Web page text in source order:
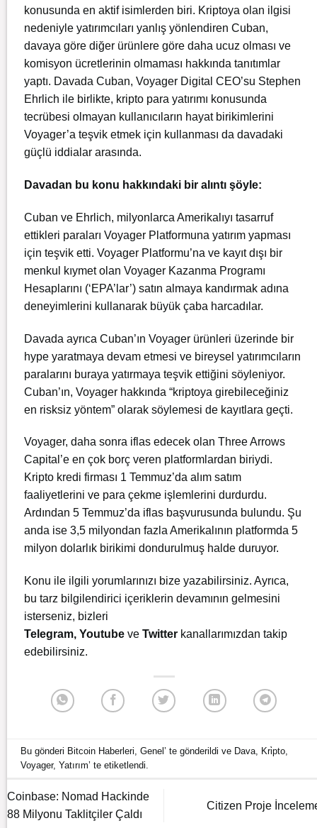
konusunda en aktif isimlerden biri. Kriptoya olan ilgisi
nedeniyle yatırımcıları yanlış yönlendiren Cuban,
davaya göre diğer ürünlere göre daha ucuz olması ve
komisyon ücretlerinin olmaması hakkında tanıtımlar
yaptı. Davada Cuban, Voyager Digital CEO’su Stephen
Ehrlich ile birlikte, kripto para yatırımı konusunda
tecrübesi olmayan kullanıcıların hayat birikimlerini
Voyager’a teşvik etmek için kullanması da davadaki
güçlü iddialar arasında.
Davadan bu konu hakkındaki bir alıntı şöyle:
Cuban ve Ehrlich, milyonlarca Amerikalıyı tasarruf
ettikleri paraları Voyager Platformuna yatırım yapması
için teşvik etti. Voyager Platformu’na ve kayıt dışı bir
menkul kıymet olan Voyager Kazanma Programı
Hesaplarını (‘EPA’lar’) satın almaya kandırmak adına
deneyimlerini kullanarak büyük çaba harcadılar.
Davada ayrıca Cuban’ın Voyager ürünleri üzerinde bir
hype yaratmaya devam etmesi ve bireysel yatırımcıların
paralarını buraya yatırmaya teşvik ettiğini söyleniyor.
Cuban’ın, Voyager hakkında “kriptoya girebileceğiniz
en risksiz yöntem” olarak söylemesi de kayıtlara geçti.
Voyager, daha sonra iflas edecek olan Three Arrows
Capital’e en çok borç veren platformlardan biriydi.
Kripto kredi firması 1 Temmuz’da alım satım
faaliyetlerini ve para çekme işlemlerini durdurdu.
Ardından 5 Temmuz’da iflas başvurusunda bulundu. Şu
anda ise 3,5 milyondan fazla Amerikalının platformda 5
milyon dolarlık birikimi dondurulmuş halde duruyor.
Konu ile ilgili yorumlarınızı bize yazabilirsiniz. Ayrıca,
bu tarz bilgilendirici içeriklerin devamının gelmesini
isterseniz, bizleri
Telegram, Youtube ve Twitter kanallarımızdan takip
edebilirsiniz.
Bu gönderi Bitcoin Haberleri ,Genel’ te gönderildi ve Dava Kri̇pto
Voyager,Yatırım’ te etiketlendi.
Coinbase: Nomad Hackinde
88 Milyonu Taklitçiler Çaldı
Citizen Proje